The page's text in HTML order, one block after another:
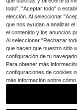
100 piezas Bolsas de
todo", "Aceptar todo" o
elección. Al seleccionar
que nos ayudan a analizar
el contenido y los anuncios
Al seleccionar "Rechazar
que hacen que nuestro sitio
configuración de tu
Para obtener más
configuraciones de cookies
más información sobre